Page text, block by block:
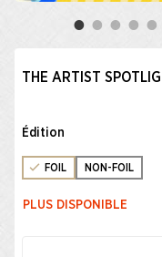
THE ARTIST
Édition
FOIL NON-FOIL
PLUS DISPONIBLE